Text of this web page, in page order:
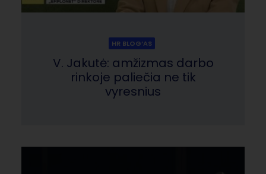
HR BLOG‘AS
V. Jakutė: amžizmas darbo
rinkoje paliečia ne tik
vyresnius